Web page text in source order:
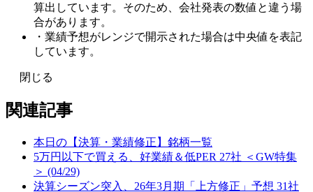
算出しています。そのため、会社発表の数値と違う場
合があります。
・業績予想がレンジで開示された場合は中央値を表記
しています。
閉じる
関連記事
本日の【決算・業績修正】銘柄一覧
5万円以下で買える、好業績＆低PER 27社 ＜GW特集
＞ (04/29)
決算シーズン突入、26年3月期「上方修正」予想 31社